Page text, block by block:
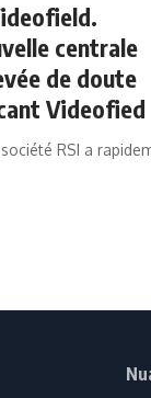
centrale
de doute
Videofied
RSI a